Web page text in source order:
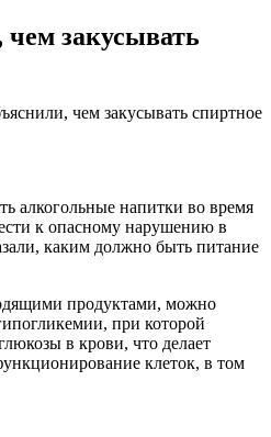
закусывать
чем закусывать спиртное
алкогольные напитки во время
к опасному нарушению в
каким должно быть питание
продуктами, можно
при которой
в крови, что делает
клеток, в том